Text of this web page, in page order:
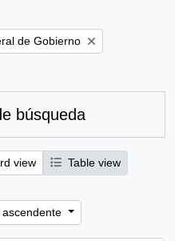
de Gobierno
búsqueda
view
Table view